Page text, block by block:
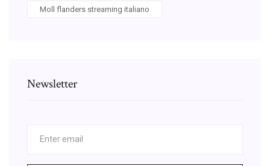
Moll flanders streaming italiano
Newsletter